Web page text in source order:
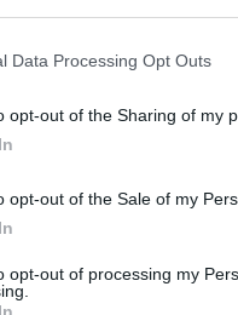
Data Processing Opt Outs
opt-out of the Sharing of my
opt-out of the Sale of my
opt-out of processing my